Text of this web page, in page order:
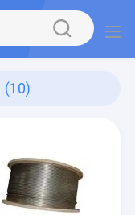
(10)